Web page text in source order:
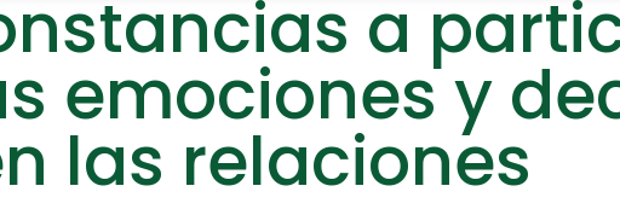
a
emociones y
las relaciones